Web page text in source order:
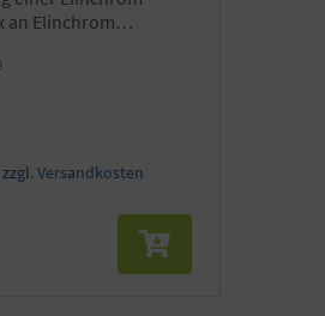
an Elinchrom
Versandkosten